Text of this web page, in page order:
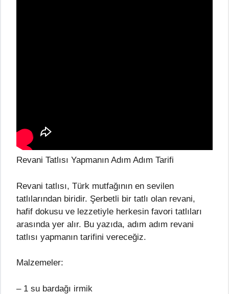
Revani Tatlısı Yapmanın Adım Adım Tarifi
Revani tatlısı, Türk mutfağının en sevilen
tatlılarından biridir. Şerbetli bir tatlı olan revani,
hafif dokusu ve lezzetiyle herkesin favori tatlıları
arasında yer alır. Bu yazıda, adım adım revani
tatlısı yapmanın tarifini vereceğiz.
Malzemeler:
– 1 su bardağı irmik